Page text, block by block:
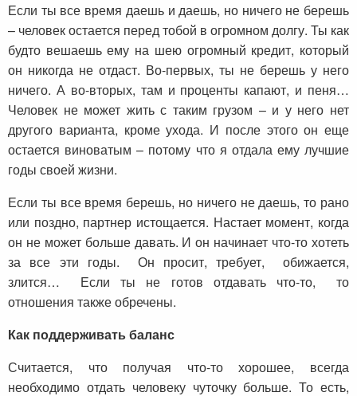
Если ты все время даешь и даешь, но ничего не берешь
– человек остается перед тобой в огромном долгу. Ты как
будто вешаешь ему на шею огромный кредит, который
он никогда не отдаст. Во-первых, ты не берешь у него
ничего. А во-вторых, там и проценты капают, и пеня…
Человек не может жить с таким грузом – и у него нет
другого варианта, кроме ухода. И после этого он еще
остается виноватым – потому что я отдала ему лучшие
годы своей жизни.
Если ты все время берешь, но ничего не даешь, то рано
или поздно, партнер истощается. Настает момент, когда
он не может больше давать. И он начинает что-то хотеть
за все эти годы. Он просит, требует, обижается,
злится… Если ты не готов отдавать что-то, то
отношения также обречены.
Как поддерживать баланс
Считается, что получая что-то хорошее, всегда
необходимо отдать человеку чуточку больше. То есть,